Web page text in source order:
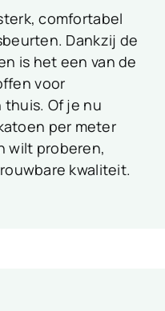
comfortabel
Dankzij de
is het een van de
voor
Of je nu
per meter
wilt proberen,
kwaliteit.